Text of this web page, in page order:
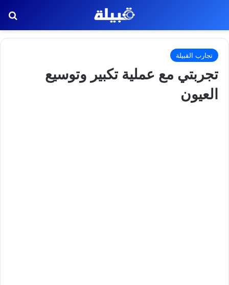
تجارب القبيلة
تجربتي مع عملية تكبير وتوسيع
العيون